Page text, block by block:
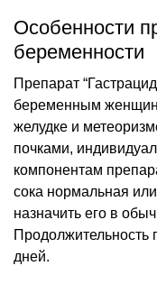
Особенности
беременности
Препарат
беременным
желудке и
почками,
компонентам
сока нормальная
назначить его в
дней.